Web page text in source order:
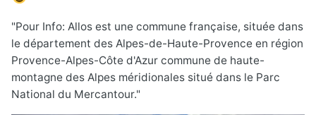
"Pour Info: Allos est une commune française, située dans
le département des Alpes-de-Haute-Provence en région
Provence-Alpes-Côte d'Azur commune de haute-
montagne des Alpes méridionales situé dans le Parc
National du Mercantour."